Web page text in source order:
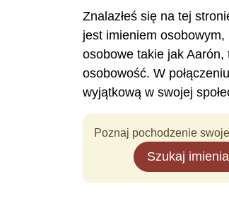
Znalazłeś się na tej
jest imieniem
osobowe takie jak Aarón,
osobowość. W
wyjątkową w swojej
Poznaj pochodzenie
Szukaj imienia